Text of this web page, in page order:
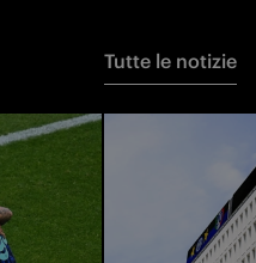
Tutte le notizie